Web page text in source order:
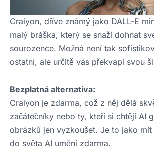
Craiyon, dříve známý jako DALL-E
malý bráška, který se snaží dohnat
sourozence. Možná není tak
ostatní, ale určitě vás překvapí svou
Bezplatná alternativa:
Craiyon je zdarma, což z něj dělá
začátečníky nebo ty, kteří si chtějí AI
obrázků jen vyzkoušet. Je to jako mít
do světa AI umění zdarma.